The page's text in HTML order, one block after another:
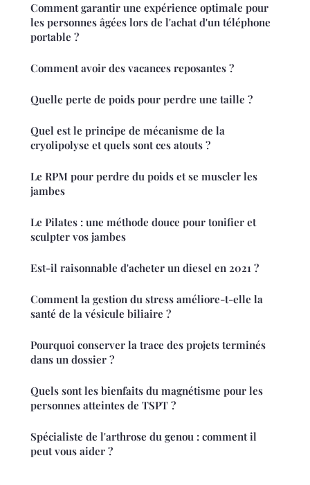
Comment garantir une expérience optimale pour
les personnes âgées lors de l'achat d'un téléphone
portable ?
Comment avoir des vacances reposantes ?
Quelle perte de poids pour perdre une taille ?
Quel est le principe de mécanisme de la
cryolipolyse et quels sont ces atouts ?
Le RPM pour perdre du poids et se muscler les
jambes
Le Pilates : une méthode douce pour tonifier et
sculpter vos jambes
Est-il raisonnable d'acheter un diesel en 2021 ?
Comment la gestion du stress améliore-t-elle la
santé de la vésicule biliaire ?
Pourquoi conserver la trace des projets terminés
dans un dossier ?
Quels sont les bienfaits du magnétisme pour les
personnes atteintes de TSPT ?
Spécialiste de l'arthrose du genou : comment il
peut vous aider ?